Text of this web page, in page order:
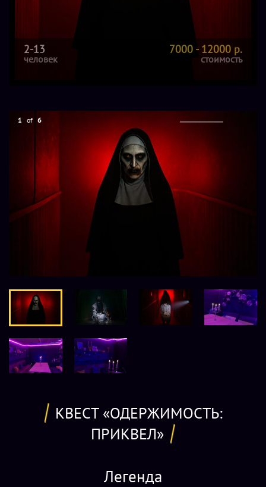
2-13
человек
7000 - 12000 р.
стоимость
1 of 6
КВЕСТ «ОДЕРЖИМОСТЬ:
ПРИКВЕЛ»
Легенда